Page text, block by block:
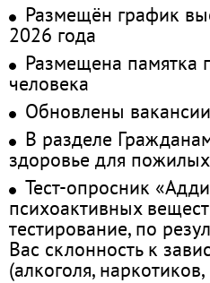
Размещён график
2026 года
Размещена памятка
человека
Обновлены
В разделе
здоровье для
Тест-опросник
психоактивных
тестирование, по
Вас склонность к
(алкоголя,